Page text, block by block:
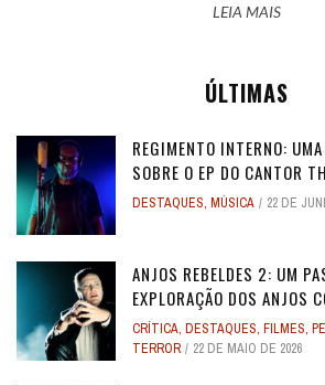
LEIA MAIS
ÚLTIMAS
REGIMENTO INTERNO:
SOBRE O EP DO CANTOR
DESTAQUES, MÚSICA 22 DE
ANJOS REBELDES 2: UM
EXPLORAÇÃO DOS ANJOS
CRÍTICA, DESTAQUES, FILMES,
TERROR
22 DE MAIO DE 2026